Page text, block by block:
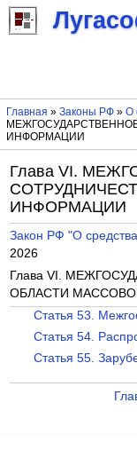
Главная » Законы РФ» О
ИНФОРМАЦИИ
Глава VI.
ИНФОРМАЦИИ
Закон РФ "О
2026
Глава VI.
ОБЛАСТИ
Статья 53.
Статья 54.
Статья 55.